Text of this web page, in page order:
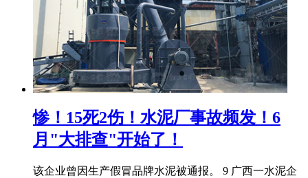
惨！15死2伤！水泥厂事故频发！6
月"大排查"开始了！
该企业曾因生产假冒品牌水泥被通报。 9 广西一水泥企